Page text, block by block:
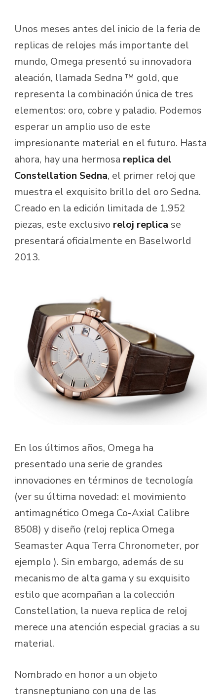
Unos meses antes del inicio de la feria de
replicas de relojes más importante del
mundo, Omega presentó su innovadora
aleación, llamada Sedna ™ gold, que
representa la combinación única de tres
elementos: oro, cobre y paladio. Podemos
esperar un amplio uso de este
impresionante material en el futuro. Hasta
ahora, hay una hermosa replica del
Constellation Sedna, el primer reloj que
muestra el exquisito brillo del oro Sedna.
Creado en la edición limitada de 1.952
piezas, este exclusivo reloj replica se
presentará oficialmente en Baselworld
2013.
En los últimos años, Omega ha
presentado una serie de grandes
innovaciones en términos de tecnología
(ver su última novedad: el movimiento
antimagnético Omega Co-Axial Calibre
8508) y diseño (reloj replica Omega
Seamaster Aqua Terra Chronometer, por
ejemplo ). Sin embargo, además de su
mecanismo de alta gama y su exquisito
estilo que acompañan a la colección
Constellation, la nueva replica de reloj
merece una atención especial gracias a su
material.
Nombrado en honor a un objeto
transneptuniano con una de las